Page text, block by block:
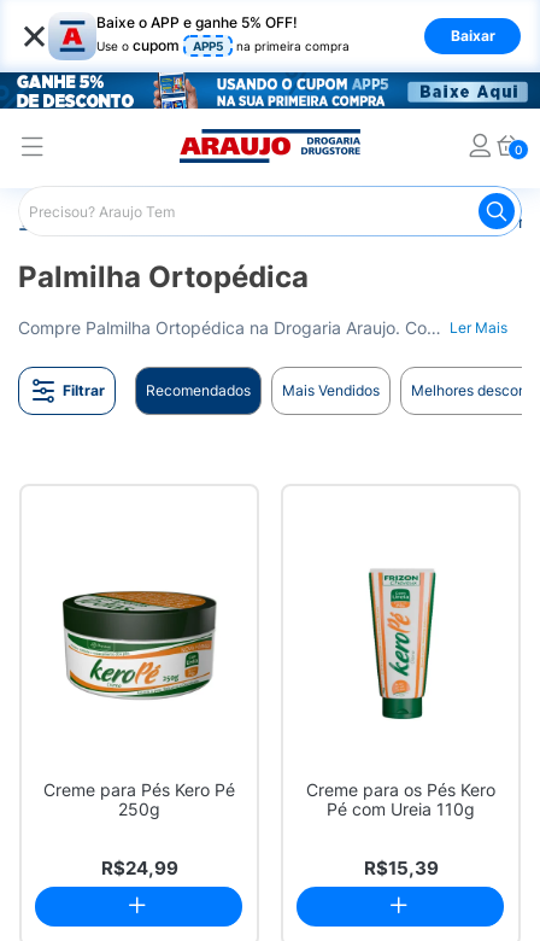
× Baixe o APP e ganhe 5% OFF!
Use o cupom APP5 na primeira compra
Baixar
0
Araujo Saúde e Bem Estar Palmilha
Palmilha Ortopédica
Compre Palmilha Ortopédica na Drogaria Araujo. Conforto e alívio para os seus pés. Entrega para todo o Brasil. Ler Mais
Filtrar Recomendados Mais Vendidos Melhores
Creme para Pés Kero Pé
250g
R$24,99
Creme para os Pés Kero
Pé com Ureia 110g
R$15,39